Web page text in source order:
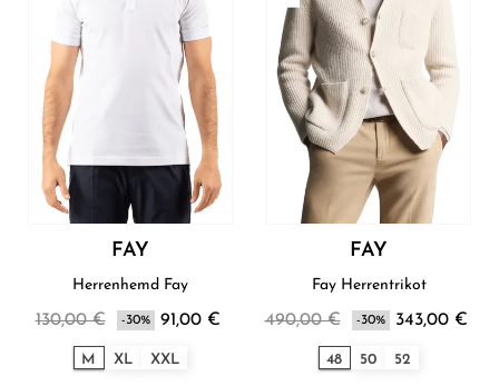
FAY
Herrenhemd Fay
130,00 € -30% 91,00 €
M XL XXL
FAY
Fay Herrentrikot
490,00 € -30% 343,00 €
48 50 52